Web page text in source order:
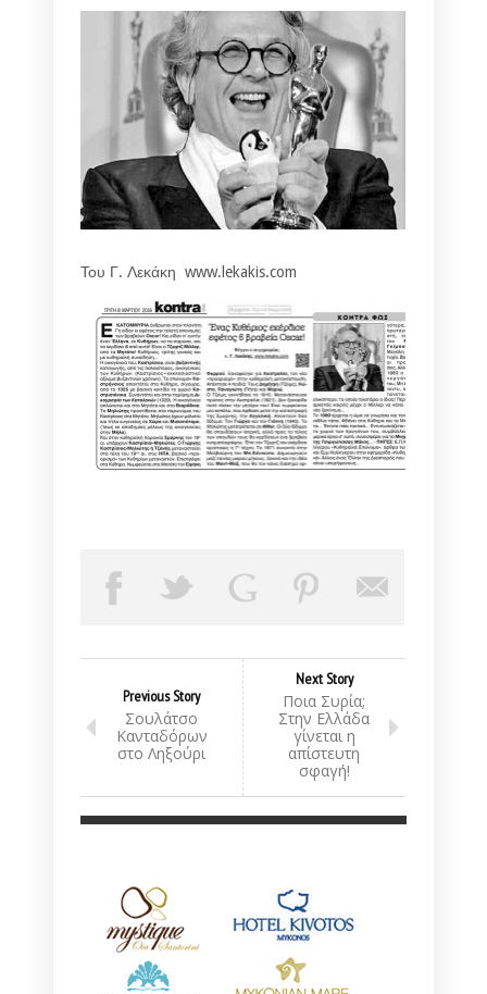
Του Γ. Λεκάκη www.lekakis.com
Previous Story
Σουλάτσο
Κανταδόρων
στο Ληξούρι
Next Story
Ποια Συρία;
Στην Ελλάδα
γίνεται η
απίστευτη
σφαγή!